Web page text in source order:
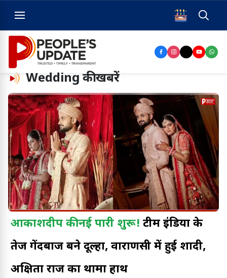
Wedding की खबरें
आकाशदीप की नई पारी शुरू! टीम इंडिया के
तेज गेंदबाज बने दूल्हा, वाराणसी में हुई शादी,
अक्षिता राज का थामा हाथ